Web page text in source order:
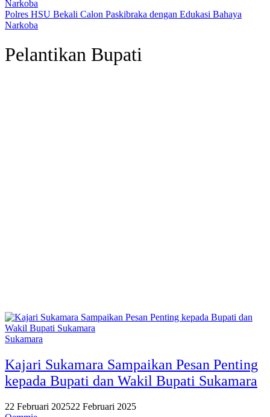
Polres HSU Bekali Calon Paskibraka dengan Edukasi Bahaya
Narkoba
Pelantikan Bupati
Sukamara
Kajari Sukamara Sampaikan Pesan Penting
kepada Bupati dan Wakil Bupati Sukamara
22 Februari 202522 Februari 2025